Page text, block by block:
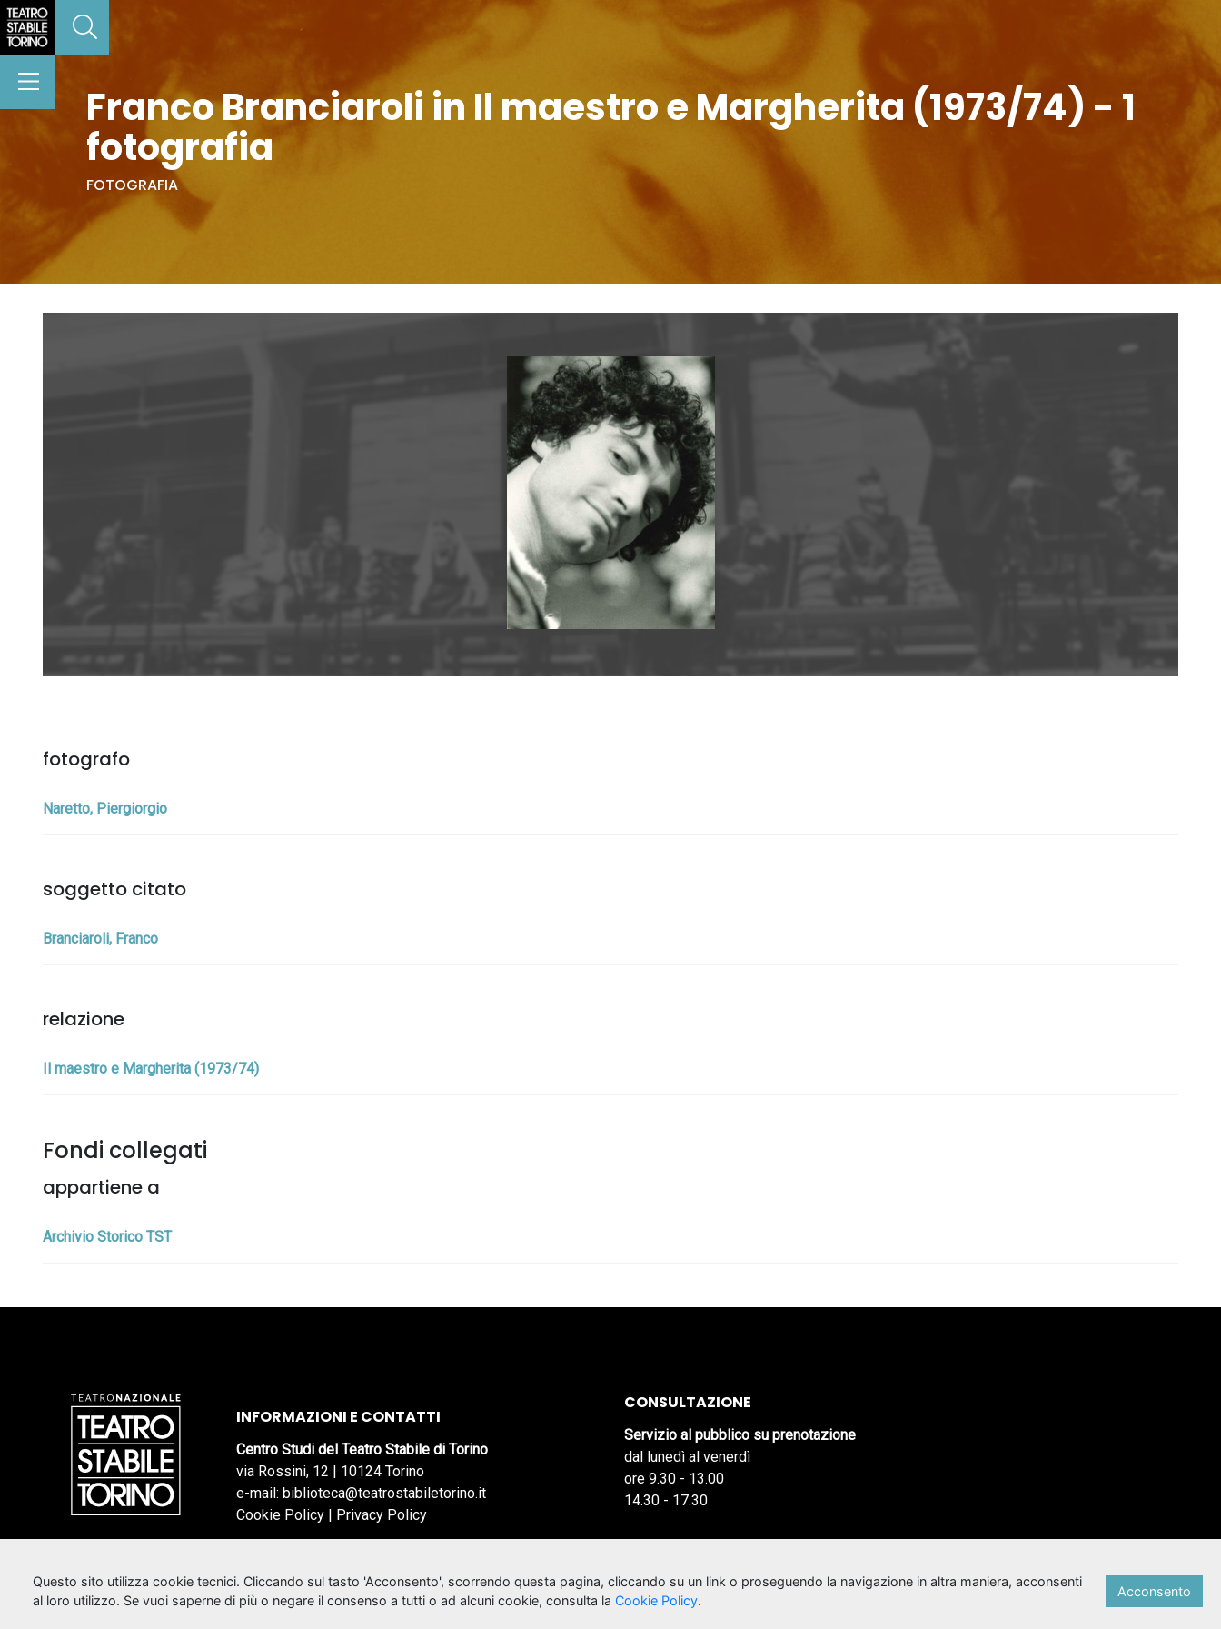
Franco Branciaroli in Il maestro e Margherita (1973/74) - 1
fotografia
FOTOGRAFIA
fotografo
Naretto, Piergiorgio
soggetto citato
Branciaroli, Franco
relazione
Il maestro e Margherita (1973/74)
Fondi collegati
appartiene a
Archivio Storico TST
INFORMAZIONI E CONTATTI
Centro Studi del Teatro Stabile di Torino
via Rossini, 12 | 10124 Torino
e-mail: biblioteca@teatrostabiletorino.it
Cookie Policy | Privacy Policy
CONSULTAZIONE
Servizio al pubblico su prenotazione
dal lunedì al venerdì
ore 9.30 - 13.00
14.30 - 17.30
Questo sito utilizza cookie tecnici. Cliccando sul tasto 'Acconsento', scorrendo questa pagina, cliccando su un link o proseguendo la navigazione in altra maniera, acconsenti
al loro utilizzo. Se vuoi saperne di più o negare il consenso a tutti o ad alcuni cookie, consulta la Cookie Policy.
Acconsento